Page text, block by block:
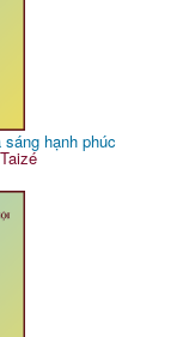
hạnh phúc